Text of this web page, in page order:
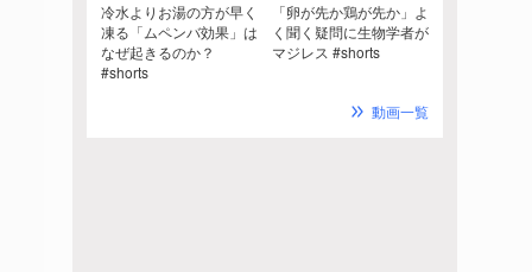
冷水よりお湯の方が早く
凍る「ムペンバ効果」は
なぜ起きるのか？
#shorts
「卵が先か鶏が先か」よ
く聞く疑問に生物学者が
マジレス #shorts
動画一覧